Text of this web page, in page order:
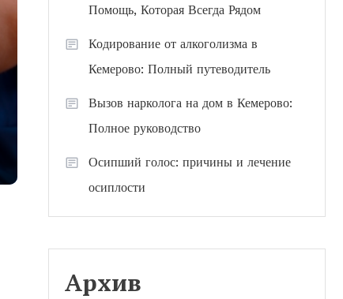
Помощь, Которая Всегда Рядом
Кодирование от алкоголизма в
Кемерово: Полный путеводитель
Вызов нарколога на дом в Кемерово:
Полное руководство
Осипший голос: причины и лечение
осиплости
Архив